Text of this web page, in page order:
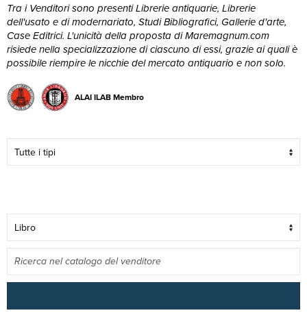
Tra i Venditori sono presenti Librerie antiquarie, Librerie
dell'usato e di modernariato, Studi Bibliografici, Gallerie d'arte,
Case Editrici. L'unicità della proposta di Maremagnum.com
risiede nella specializzazione di ciascuno di essi, grazie ai quali è
possibile riempire le nicchie del mercato antiquario e non solo.
ALAI ILAB Membro